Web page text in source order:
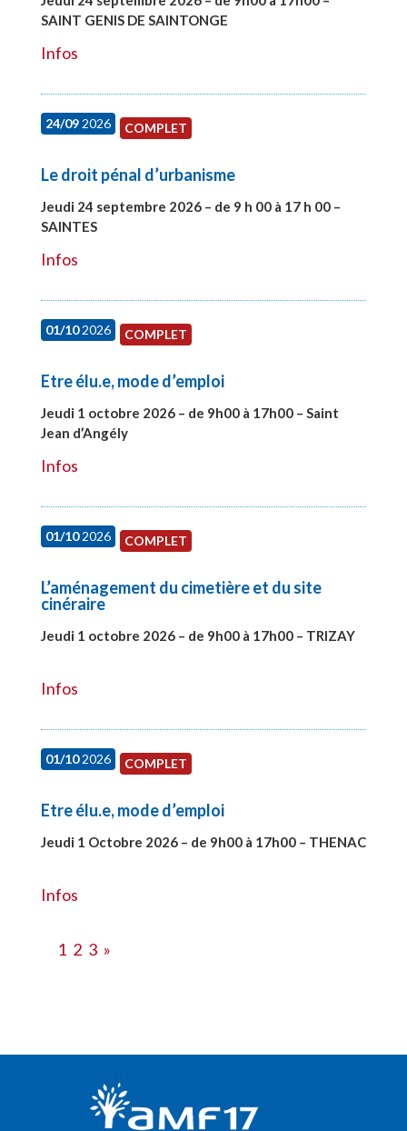
SAINT GENIS DE SAINTONGE
Infos
24/092026 COMPLET
Le droit pénal d’urbanisme
Jeudi 24 septembre 2026 – de 9 h 00 à 17 h 00 –
SAINTES
Infos
01/102026 COMPLET
Etre élu.e, mode d’emploi
Jeudi 1 octobre 2026 – de 9h00 à 17h00 – Saint
Jean d’Angély
Infos
01/102026 COMPLET
L’aménagement du cimetière et du site
cinéraire
Jeudi 1 octobre 2026 – de 9h00 à 17h00 – TRIZAY
Infos
01/102026 COMPLET
Etre élu.e, mode d’emploi
Jeudi 1 Octobre 2026 – de 9h00 à 17h00 – THENAC
Infos
1 2 3 »